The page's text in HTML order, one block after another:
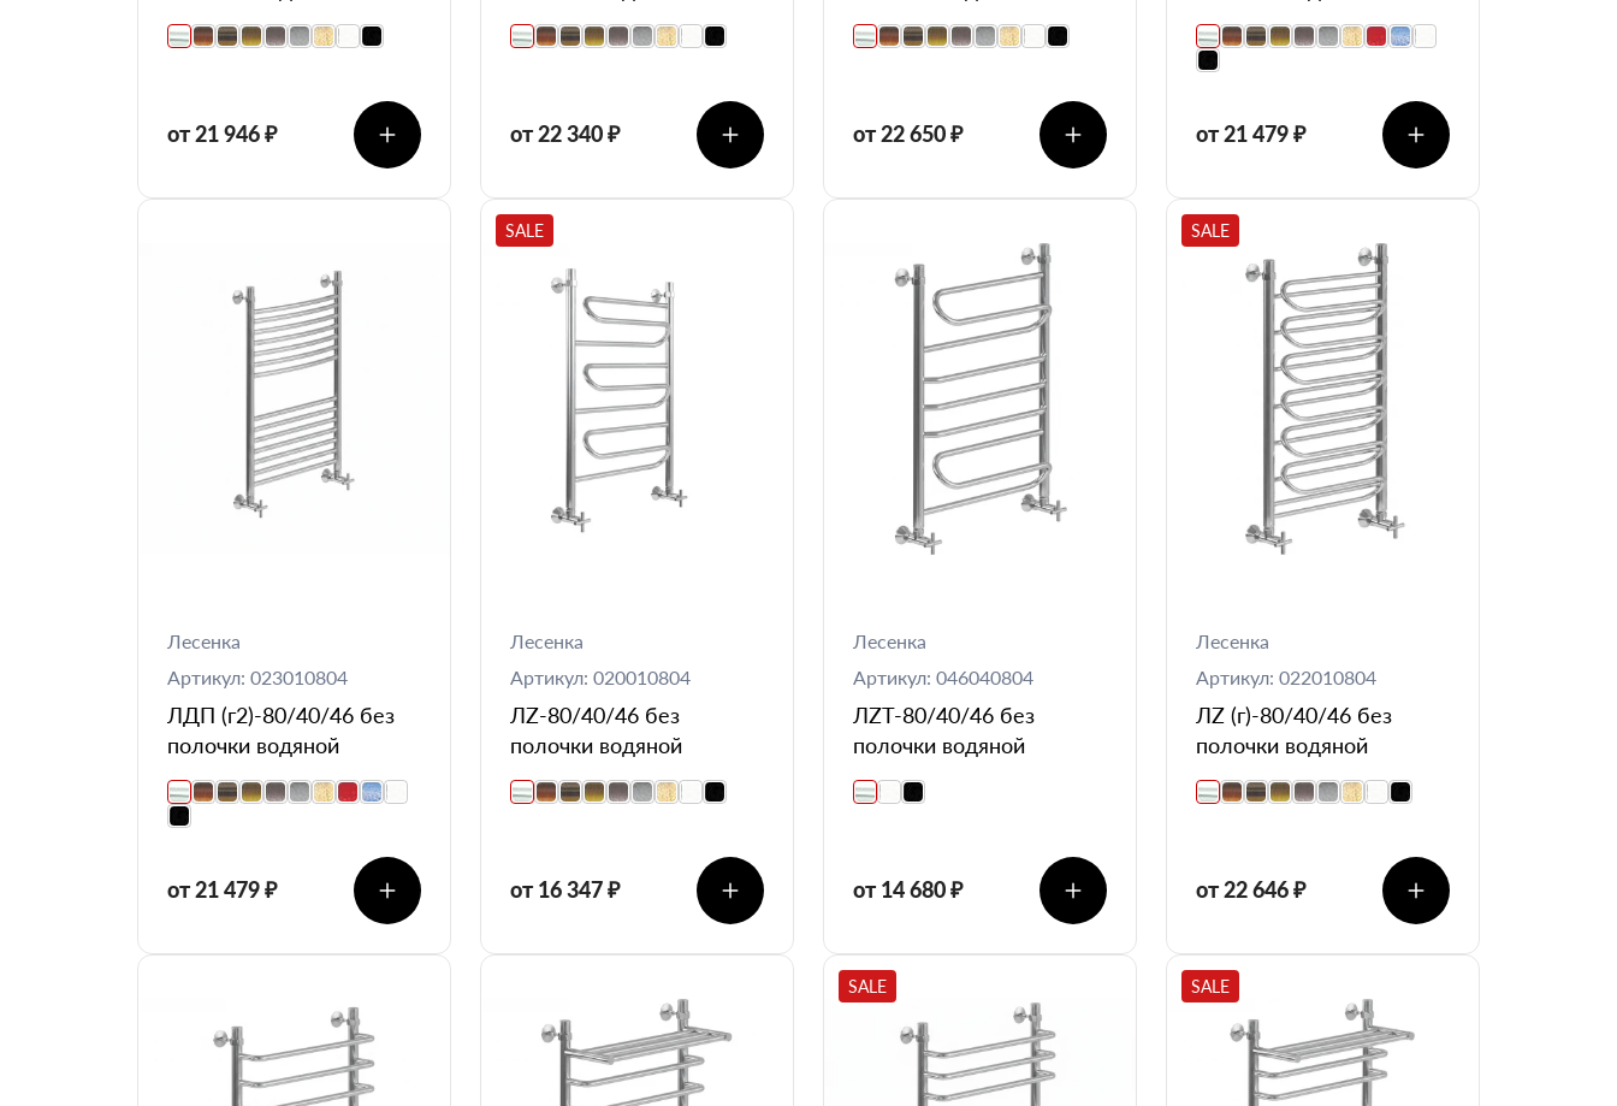
от 21 946 ₽ от 22 340 ₽ от 22 650 ₽ от 21 479 ₽
Лесенка
Артикул: 023010804
ЛДП (г2)-80/40/46 без
полочки водяной
от 21 479 ₽
SALE
Лесенка
Артикул: 020010804
ЛZ-80/40/46 без
полочки водяной
от 16 347 ₽
Лесенка
Артикул: 046040804
ЛZT-80/40/46 без
полочки водяной
от 14 680 ₽
SALE
Лесенка
Артикул: 022010804
ЛZ (г)-80/40/46 без
полочки водяной
от 22 646 ₽
SALE SALE